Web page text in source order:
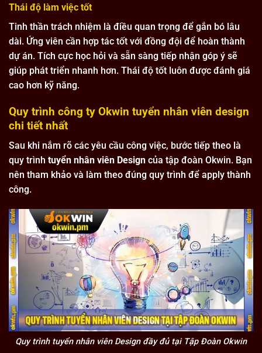
Thái độ làm việc tốt
Tinh thần trách nhiệm là điều quan trọng để gắn bó lâu
dài. Ứng viên cần hợp tác tốt với đồng đội để hoàn thành
dự án. Tích cực học hỏi và sẵn sàng tiếp nhận góp ý sẽ
giúp phát triển nhanh hơn. Thái độ tốt luôn được đánh giá
cao hơn kỹ năng.
Quy trình công ty Okwin tuyển nhân viên design
chi tiết nhất
Sau khi nắm rõ các yêu cầu công việc, bước tiếp theo là
quy trình tuyển nhân viên Design của tập đoàn Okwin. Bạn
nên tham khảo và làm theo đúng quy trình để apply thành
công.
Quy trình tuyển nhân viên Design đầy đủ tại Tập Đoàn Okwin